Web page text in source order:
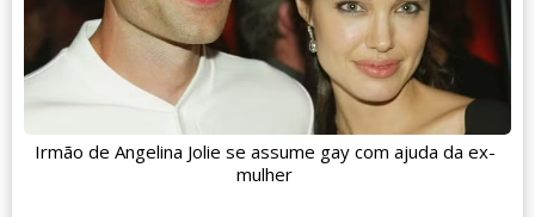
Irmão de Angelina Jolie se assume gay com ajuda da ex-
mulher